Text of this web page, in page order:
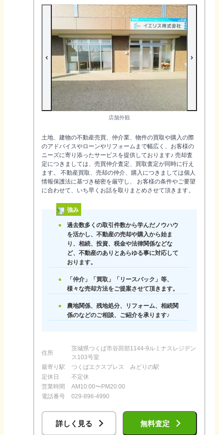
店舗外観
土地、建物の不動産売買、仲介業、物件の買取や購入の際
のアドバイスやローンやリフォームまで幅広く、お客様の
ニーズに寄り添ったサービスを提供しております♪ 売却査
定につきましては、売買仲介査定、買取査定が同時に行え
ます。 不動産買取、売却の仲介、購入につきましては個人
情報保護法に基づき秘密を厳守し、 お客様の条件やご要望
に合わせて、いち早くお話を取りまとめさせて頂きます。
強み
過去数多くの取引件数から学んだノウハウ
を活かし、不動産の売却や購入から始ま
り、相続、投資、税金や法律関係などな
ど、不動産のありとあらゆる事に対応して
おります。
「仲介」「買取」「リースバック」等、
様々な売却方法をご提案させて頂きます。
農地関係、残地処分、リフォーム、相続関
係のなどのご相談、ご紹介を承ります♪
住所
茨城県つくば市谷田部1144-9ルミナスレジデン
ス103号室
最寄り駅
つくばエクスプレス みどりの駅
定休日
不定休
営業時間
AM10:00〜PM20:00
電話番号
029-896-4990
詳しく見る 無料査定